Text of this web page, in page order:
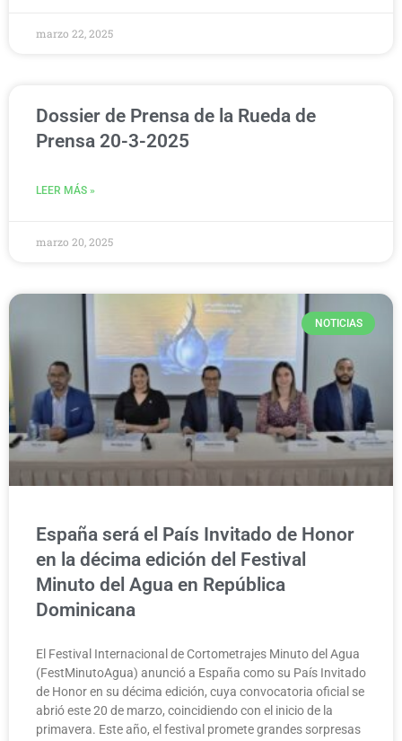
marzo 22, 2025
Dossier de Prensa de la Rueda de
Prensa 20-3-2025
LEER MÁS »
marzo 20, 2025
NOTICIAS
España será el País Invitado de Honor
en la décima edición del Festival
Minuto del Agua en República
Dominicana
El Festival Internacional de Cortometrajes Minuto del Agua
(FestMinutoAgua) anunció a España como su País Invitado
de Honor en su décima edición, cuya convocatoria oficial se
abrió este 20 de marzo, coincidiendo con el inicio de la
primavera. Este año, el festival promete grandes sorpresas